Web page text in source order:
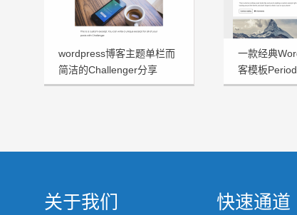
wordpress博客主题单栏而
简洁的Challenger分享
一款经典
客模板
关于我们 快速通道